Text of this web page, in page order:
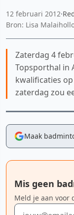
12 februari 2012·
Bron: Lisa
Zaterdag 4
Topsporthal in
kwalificaties
zaterdag zou
Maak
Mis geen
Meld je aan voor
E-mailadres